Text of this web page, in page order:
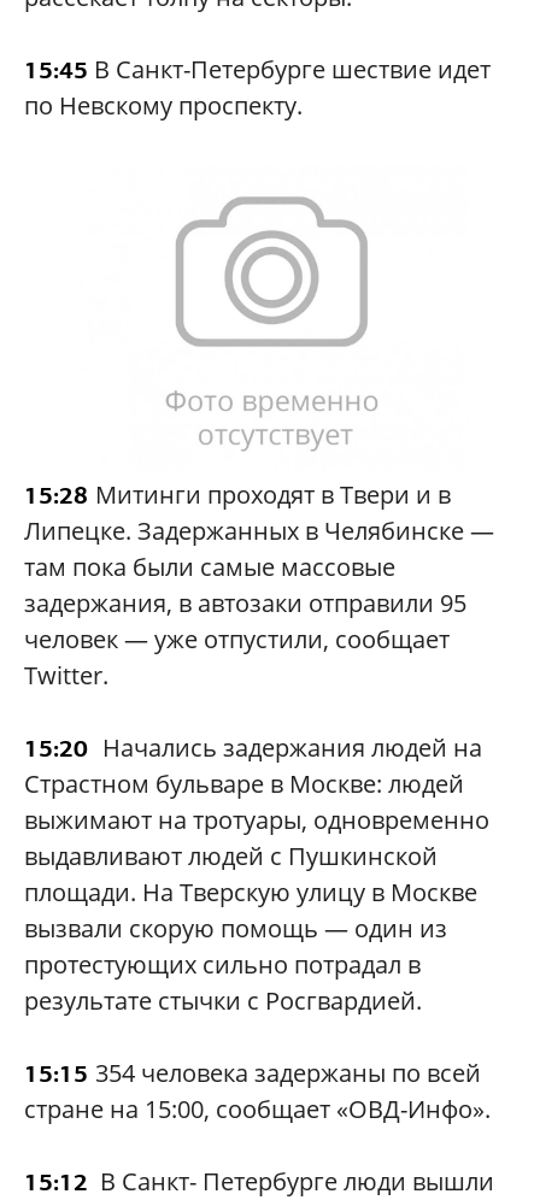
15:45 В Санкт-Петербурге шествие идет
по Невскому проспекту.
15:28 Митинги проходят в Твери и в
Липецке. Задержанных в Челябинске —
там пока были самые массовые
задержания, в автозаки отправили 95
человек — уже отпустили, сообщает
Twitter.
15:20 Начались задержания людей на
Страстном бульваре в Москве: людей
выжимают на тротуары, одновременно
выдавливают людей с Пушкинской
площади. На Тверскую улицу в Москве
вызвали скорую помощь — один из
протестующих сильно потрадал в
результате стычки с Росгвардией.
15:15 354 человека задержаны по всей
стране на 15:00, сообщает «ОВД-Инфо».
15:12 В Санкт- Петербурге люди вышли